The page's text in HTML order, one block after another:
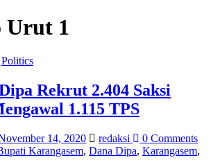
Urut 1
Politics
Rekrut 2.404 Saksi
1.115 TPS
14, 2020 redaksi
0 Comments
Karangasem, Dana Dipa, Karangasem,